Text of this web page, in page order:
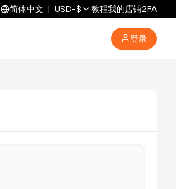
简体中文 | USD-$ 教程我的店铺2FA
登录